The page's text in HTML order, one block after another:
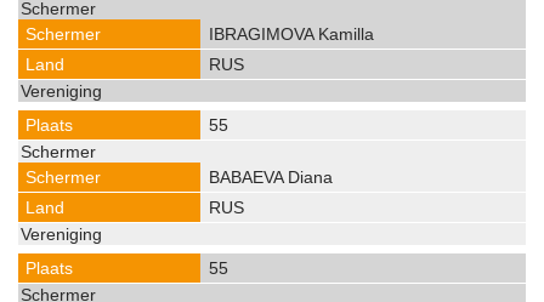
IBRAGIMOVA Kamilla
RUS
55
BABAEVA Diana
RUS
55